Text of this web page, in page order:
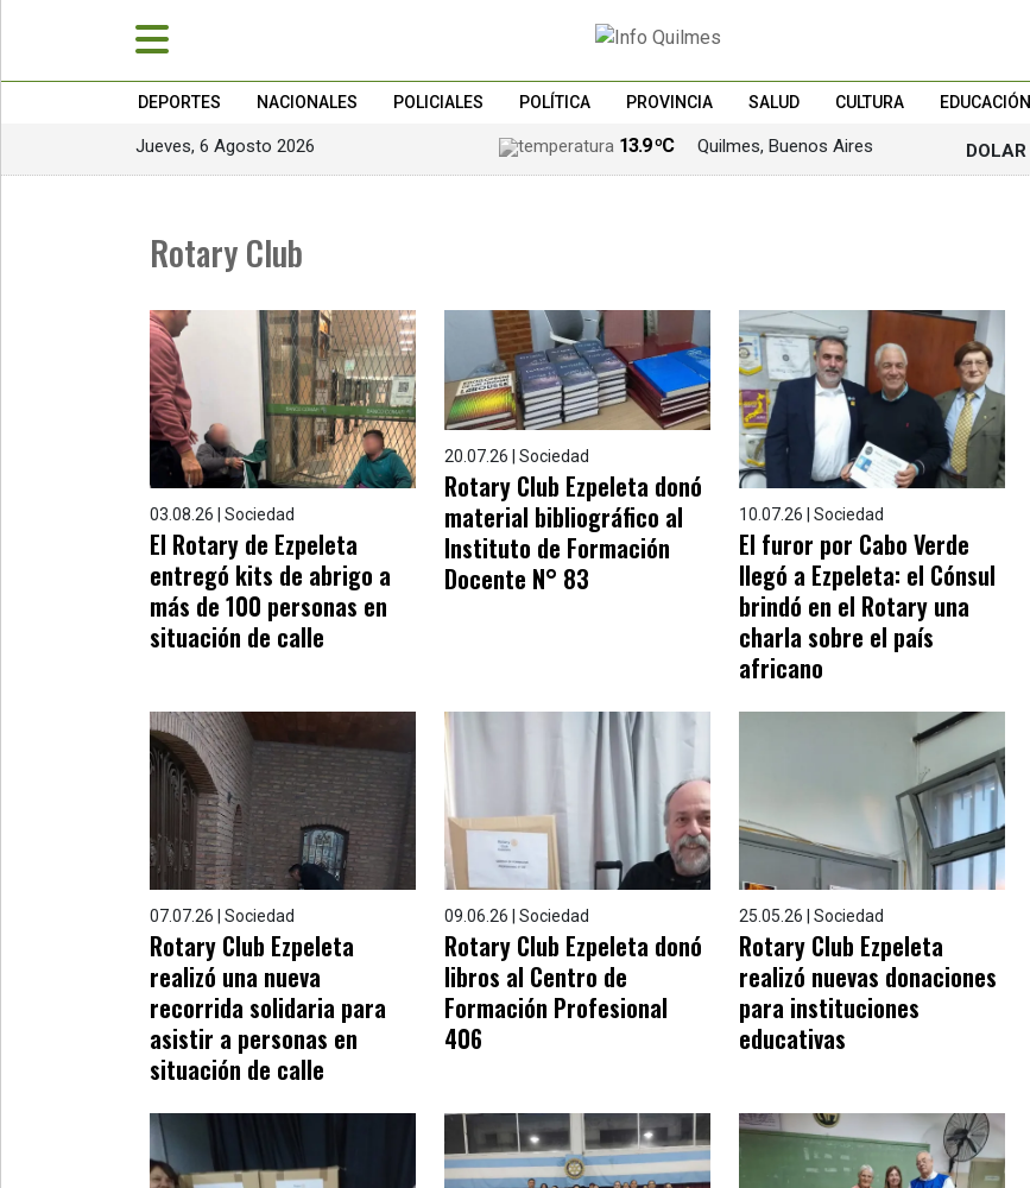
DEPORTES NACIONALES POLICIALES POLÍTICA PROVINCIA SALUD CULTURA EDUCACIÓN
Jueves, 6 Agosto 2026 13.9 ºC Quilmes, Buenos Aires DOLAR
Rotary Club
03.08.26 | Sociedad
El Rotary de Ezpeleta
entregó kits de abrigo a
más de 100 personas en
situación de calle
20.07.26 | Sociedad
Rotary Club Ezpeleta donó
material bibliográfico al
Instituto de Formación
Docente N° 83
10.07.26 | Sociedad
El furor por Cabo Verde
llegó a Ezpeleta: el Cónsul
brindó en el Rotary una
charla sobre el país
africano
07.07.26 | Sociedad
Rotary Club Ezpeleta
realizó una nueva
recorrida solidaria para
asistir a personas en
situación de calle
09.06.26 | Sociedad
Rotary Club Ezpeleta donó
libros al Centro de
Formación Profesional
406
25.05.26 | Sociedad
Rotary Club Ezpeleta
realizó nuevas donaciones
para instituciones
educativas